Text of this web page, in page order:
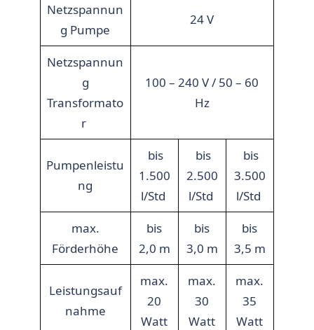
Netzspannun
g Pumpe
24 V
Netzspannun
g
Transformato
r
100 – 240 V / 50 – 60
Hz
Pumpenleistu
ng
bis
1.500
l/Std
bis
2.500
l/Std
bis
3.500
l/Std
max.
Förderhöhe
bis
2,0 m
bis
3,0 m
bis
3,5 m
Leistungsauf
nahme
max.
20
Watt
max.
30
Watt
max.
35
Watt